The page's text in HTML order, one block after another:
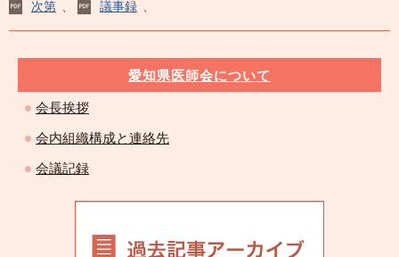
次第
議事録
愛知県医師会について
会長挨拶
会内組織構成と連絡先
会議記録